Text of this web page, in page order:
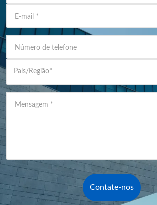
E-mail *
Número de telefone
País/Região*
Mensagem *
Contate-nos